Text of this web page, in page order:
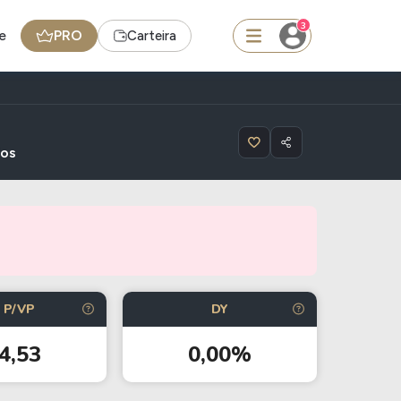
PRO Carteira
3
- BNB
Ideias
Agenda de Dividendos
Radar do Dividendo Inteligente
Carteiras Recomendadas
P/VP DY
0,00%